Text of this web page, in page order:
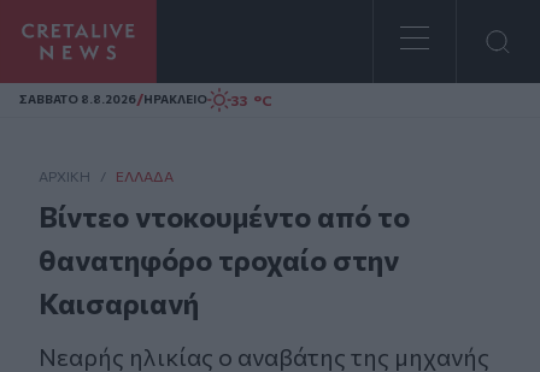
Homepage
ΣAΒΒΑΤΟ 8.8.2026/ΗΡΑΚΛΕΙΟ 33 °C
ΑΡΧΙΚΗ / ΕΛΛΆΔΑ
Βίντεο ντοκουμέντο από το
θανατηφόρο τροχαίο στην
Καισαριανή
Νεαρής ηλικίας ο αναβάτης της μηχανής